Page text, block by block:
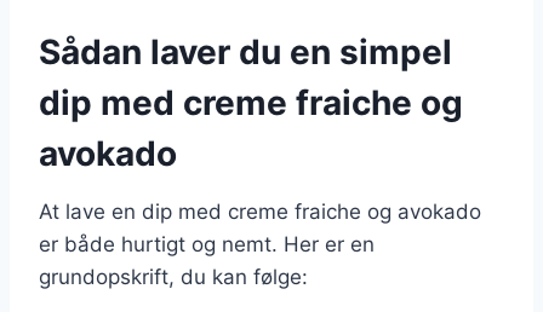
Sådan laver du en simpel
dip med creme fraiche og
avokado
At lave en dip med creme fraiche og avokado
er både hurtigt og nemt. Her er en
grundopskrift, du kan følge: